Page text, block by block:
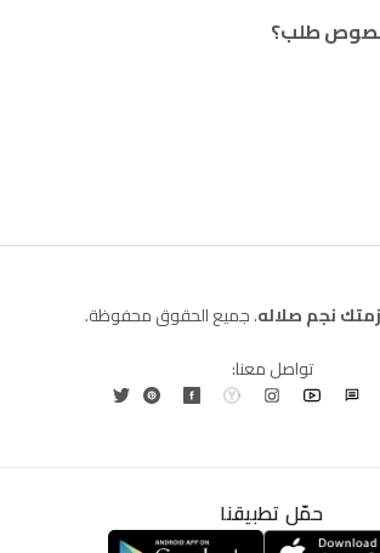
طلب؟
نجم صلاله. جميع الحقوق محفوظة.
تواصل معنا:
حمّل تطبيقنا